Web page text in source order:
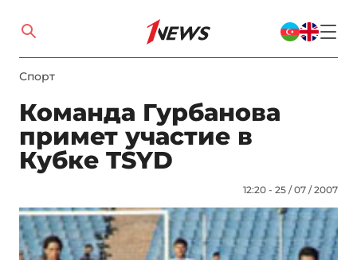
Спорт
Команда Гурбанова
примет участие в
Кубке TSYD
12:20 - 25 / 07 / 2007